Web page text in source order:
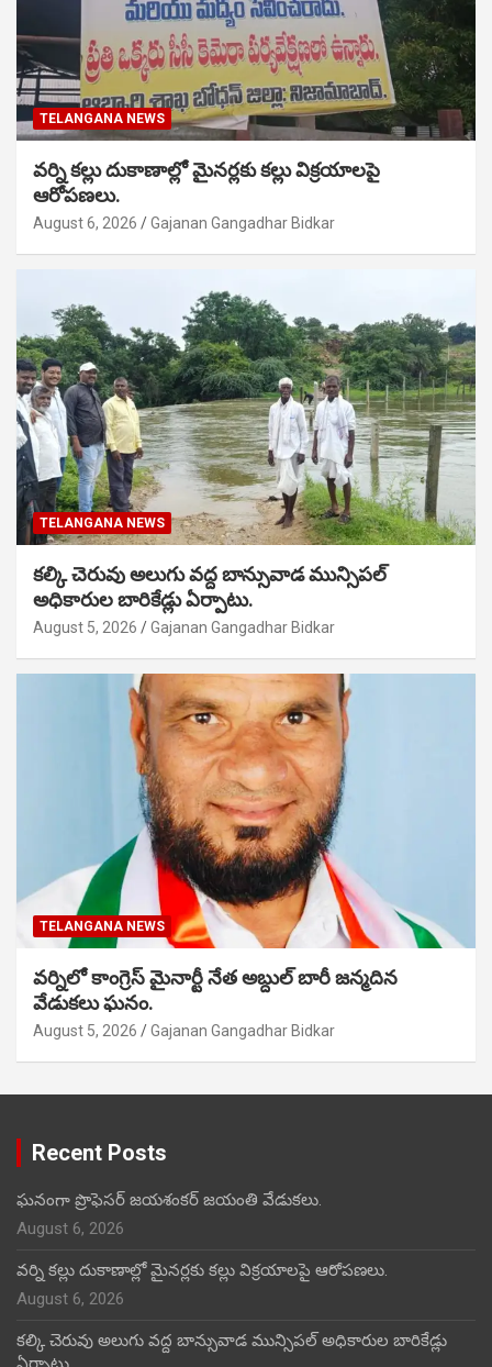
TELANGANA NEWS
వర్ని కల్లు దుకాణాల్లో మైనర్లకు కల్లు విక్రయాలపై
ఆరోపణలు.
August 6, 2026 Gajanan Gangadhar Bidkar
TELANGANA NEWS
కల్కి చెరువు అలుగు వద్ద బాన్సువాడ మున్సిపల్
అధికారుల బారికేడ్లు ఏర్పాటు.
August 5, 2026 Gajanan Gangadhar Bidkar
TELANGANA NEWS
వర్నిలో కాంగ్రెస్ మైనార్టీ నేత అబ్దుల్ బారీ జన్మదిన
వేడుకలు ఘనం.
August 5, 2026 Gajanan Gangadhar Bidkar
Recent Posts
ఘనంగా ప్రొఫెసర్ జయశంకర్ జయంతి వేడుకలు.
August 6, 2026
వర్ని కల్లు దుకాణాల్లో మైనర్లకు కల్లు విక్రయాలపై ఆరోపణలు.
August 6, 2026
కల్కి చెరువు అలుగు వద్ద బాన్సువాడ మున్సిపల్ అధికారుల బారికేడ్లు